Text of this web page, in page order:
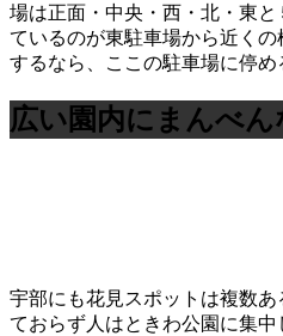
場は正面・中央・西・北・東
ているのが東駐車場から近く
するなら、ここの駐車場に停め
広い園内にまんべん
宇部にも花見スポットは複数
ておらず人はときわ公園に集